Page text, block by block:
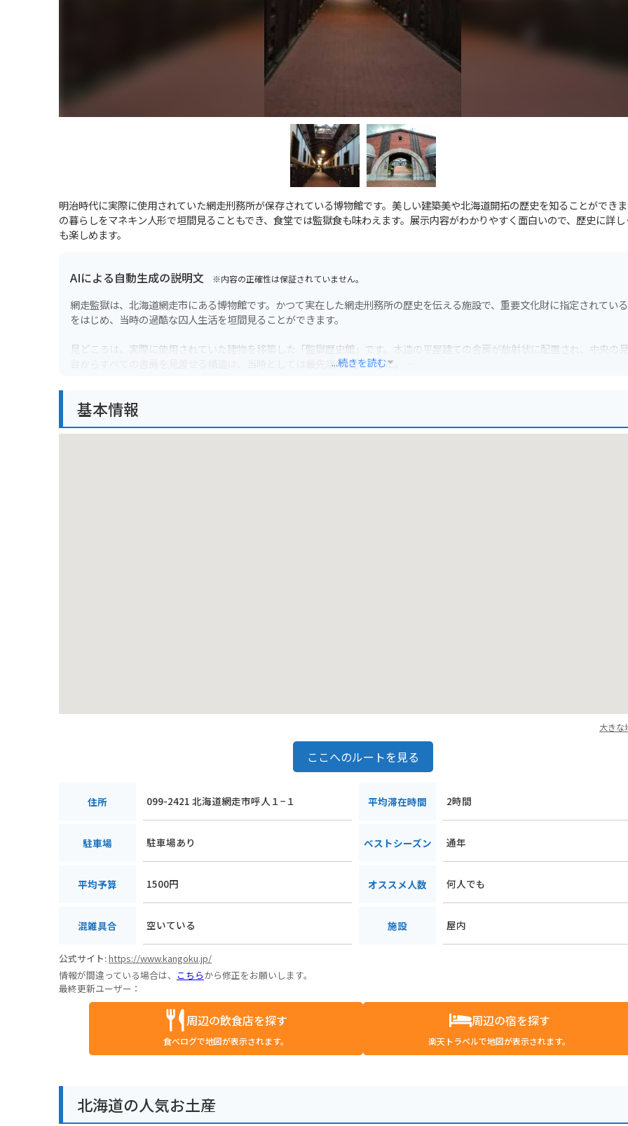
明治時代に実際に使用されていた網走刑務所が保存されている博物館です。美しい建築美や北海道開拓の歴史を知ることができ
の暮らしをマネキン人形で垣間見ることもでき、食堂では監獄食も味わえます。展示内容がわかりやすく面白いので、歴史に詳し
も楽しめます。
AIによる自動生成の説明文 ※内容の正確性は保証されていません。
網走監獄は、北海道網走市にある博物館です。かつて実在した網走刑務所の歴史を伝える施設で、重要文化財に指定されてい
をはじめ、当時の過酷な囚人生活を垣間見ることができます。
見どころは、実際に使用されていた建物を移築した「監獄歴史館」です。木造の平屋建ての舎房が放射状に配置され、中央の
台からすべての舎房を見渡せる構造は、当時としては最先端の設計でした。
の訪問も可能で、広大な敷地内を自由に散策できます。ただし、一部区間は舗装されていないため、注意が必要です。
...続きを読む
基本情報
大きな
ここへのルートを見る
住所 099-2421 北海道網走市呼人１−１ 平均滞在時間 2時間
駐車場 駐車場あり ベストシーズン 通年
平均予算 1500円 オススメ人数 何人でも
混雑具合 空いている 施設 屋内
公式サイト:https://www.kangoku.jp/
情報が間違っている場合は、 こちらから修正をお願いします。
最終更新ユーザー：
周辺の飲食店を探す
食べログで地図が表示されます。
周辺の宿を探す
楽天トラベルで地図が表示されます。
北海道の人気お土産